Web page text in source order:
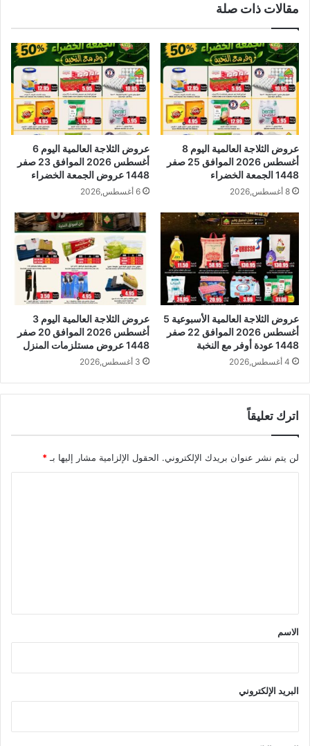
مقالات ذات صلة
عروض الثلاجة العالمية اليوم 8
أغسطس 2026 الموافق 25 صفر
1448 الجمعة الخضراء
8 أغسطس,2026
عروض الثلاجة العالمية اليوم 6
أغسطس 2026 الموافق 23 صفر
1448 عروض الجمعة الخضراء
6 أغسطس,2026
عروض الثلاجة العالمية الأسبوعية 5
أغسطس 2026 الموافق 22 صفر
1448 عودة أوفر مع النخبة
4 أغسطس,2026
عروض الثلاجة العالمية اليوم 3
أغسطس 2026 الموافق 20 صفر
1448 عروض مستلزمات المنزل
3 أغسطس,2026
اترك تعليقاً
لن يتم نشر عنوان بريدك الإلكتروني. الحقول الإلزامية مشار إليها بـ *
*
الاسم
البريد الإلكتروني